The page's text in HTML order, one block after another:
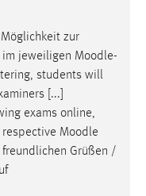
zur
im jeweiligen Moodle-
students will
[...]
exams online,
Moodle
Grüßen /
anzuzeigen.
über Websites